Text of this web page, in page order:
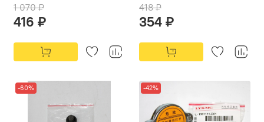
1 070 ₽
416 ₽
418 ₽
354 ₽
-60% -42%